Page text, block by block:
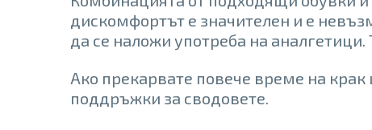
дискомфортът е значителен и е
да се наложи употреба на
Ако прекарвате повече време на
поддръжки за сводовете.